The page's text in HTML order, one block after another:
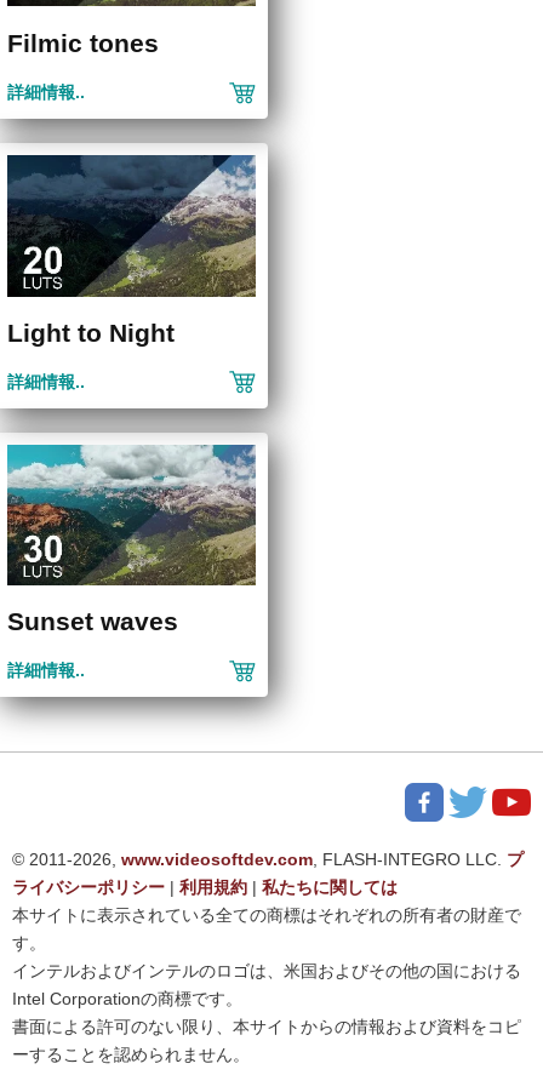
Filmic tones
詳細情報..
Light to Night
詳細情報..
Sunset waves
詳細情報..
© 2011-2026, www.videosoftdev.com, FLASH-INTEGRO LLC. プ
ライバシーポリシー | 利用規約 | 私たちに関しては
本サイトに表示されている全ての商標はそれぞれの所有者の財産で
す。
インテルおよびインテルのロゴは、米国およびその他の国における
Intel Corporationの商標です。
書面による許可のない限り、本サイトからの情報および資料をコピ
ーすることを認められません。